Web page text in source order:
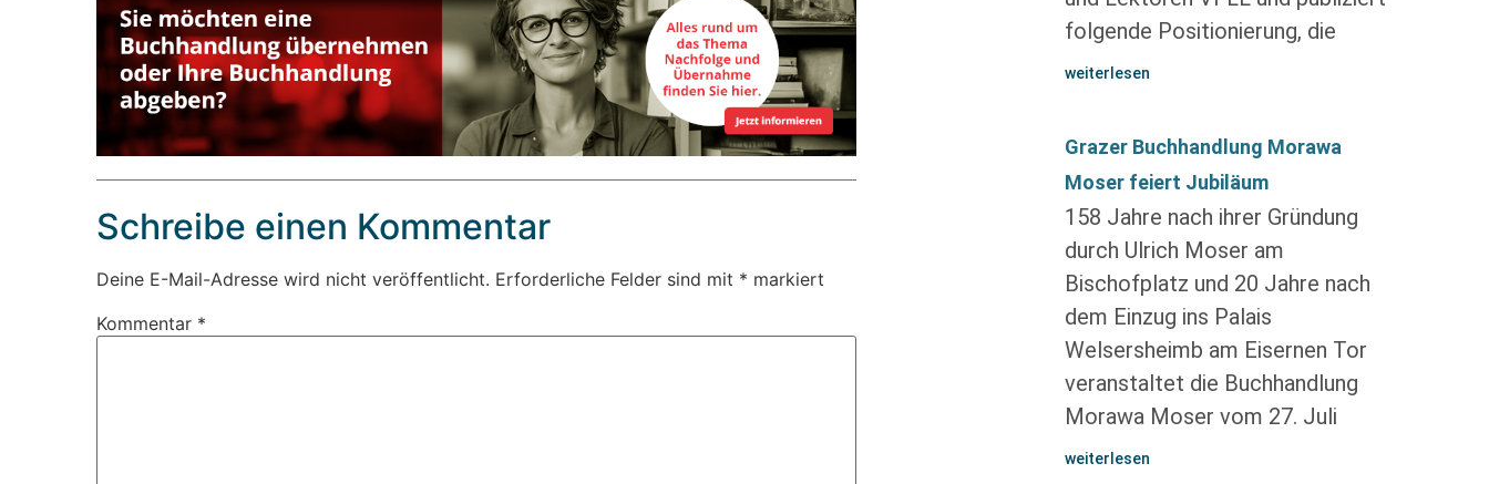
Schreibe einen Kommentar
Deine E-Mail-Adresse wird nicht veröffentlicht. Erforderliche Felder sind mit * markiert
Kommentar *
folgende Positionierung, die
weiterlesen
Grazer Buchhandlung Morawa
Moser feiert Jubiläum
158 Jahre nach ihrer Gründung
durch Ulrich Moser am
Bischofplatz und 20 Jahre nach
dem Einzug ins Palais
Welsersheimb am Eisernen Tor
veranstaltet die Buchhandlung
Morawa Moser vom 27. Juli
weiterlesen